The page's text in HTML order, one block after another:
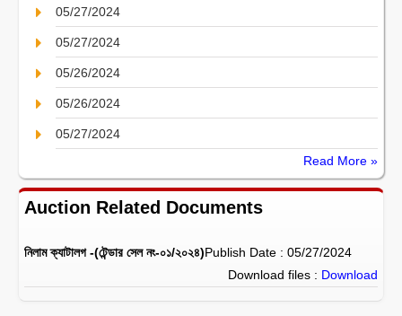
05/27/2024
05/27/2024
05/26/2024
05/26/2024
05/27/2024
Read More »
Auction Related Documents
নিলাম ক্যাটালগ -(টেন্ডার সেল নং-০১/২০২৪)Publish Date : 05/27/2024
Download files : Download